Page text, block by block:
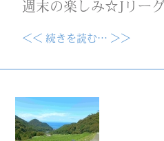
週末の楽しみ☆Jリーグ
＜＜ 続きを読む… ＞＞